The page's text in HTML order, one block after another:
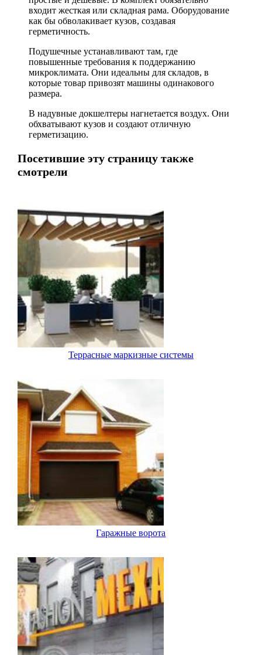
входит жесткая или складная рама. Оборудование
как бы обволакивает кузов, создавая
герметичность.
Подушечные устанавливают там, где
повышенные требования к поддержанию
микроклимата. Они идеальны для складов, в
которые товар привозят машины одинакового
размера.
В надувные докшелтеры нагнетается воздух. Они
обхватывают кузов и создают отличную
герметизацию.
Посетившие эту страницу также
смотрели
Террасные маркизные системы
Гаражные ворота